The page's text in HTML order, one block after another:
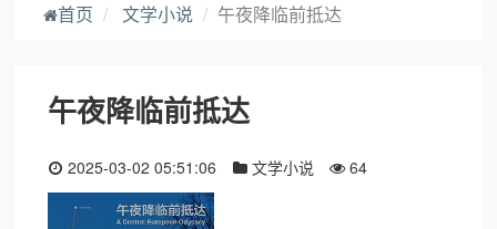
首页 文学小说 午夜降临前抵达
午夜降临前抵达
2025-03-02 05:51:06 文学小说 64